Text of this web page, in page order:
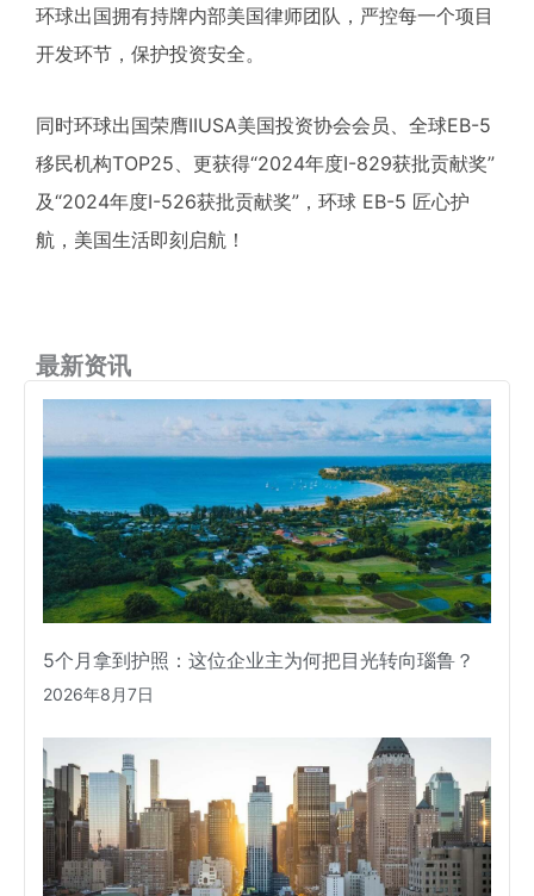
环球出国拥有持牌内部美国律师团队，严控每一个项目
开发环节，保护投资安全。
同时环球出国荣膺IIUSA美国投资协会会员、全球EB-5
移民机构TOP25、更获得“2024年度I-829获批贡献奖”
及“2024年度I-526获批贡献奖”，环球 EB-5 匠心护
航，美国生活即刻启航！
最新资讯
5个月拿到护照：这位企业主为何把目光转向瑙鲁？
2026年8月7日